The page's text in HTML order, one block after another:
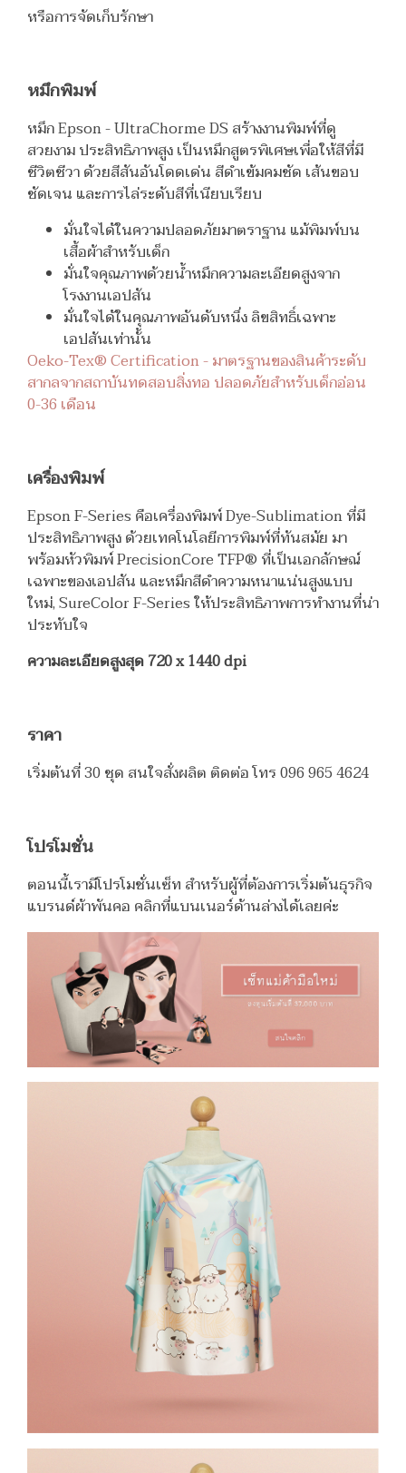
หรือการจัดเก็บรักษา
หมึกพิมพ์
หมึก Epson - UltraChorme DS สร้างงานพิมพ์ที่ดู
สวยงาม ประสิทธิภาพสูง เป็นหมึกสูตรพิเศษเพื่อให้สีที่มี
ชีวิตชีวา ด้วยสีสันอันโดดเด่น สีดำเข้มคมชัด เส้นขอบ
ชัดเจน และการไล่ระดับสีที่เนียบเรียบ
มั่นใจได้ในความปลอดภัยมาตราฐาน แม้พิมพ์บน
เสื้อผ้าสำหรับเด็ก
มั่นใจคุณภาพด้วยน้ำหมึกความละเอียดสูงจาก
โรงงานเอปสัน
มั่นใจได้ในคุณภาพอันดับหนึ่ง ลิขสิทธิ์เฉพาะ
เอปสันเท่านั้น
Oeko-Tex® Certification -มาตรฐานของสินค้าระดับ
สากลจากสถาบันทดสอบสิ่งทอ ปลอดภัยสำหรับเด็กอ่อน
0-36 เดือน
เครื่องพิมพ์
Epson F-Series คือเครื่องพิมพ์ Dye-Sublimation ที่มี
ประสิทธิภาพสูง ด้วยเทคโนโลยีการพิมพ์ที่ทันสมัย มา
พร้อมหัวพิมพ์ PrecisionCore TFP® ที่เป็นเอกลักษณ์
เฉพาะของเอปสัน และหมึกสีดำความหนาแน่นสูงแบบ
ใหม่, SureColor F-Series ให้ประสิทธิภาพการทำงานที่น่า
ประทับใจ
ความละเอียดสูงสุด 720 x 1440 dpi
ราคา
เริ่มต้นที่ 30 ชุด สนใจสั่งผลิต ติดต่อ โทร 096 965 4624
โปรโมชั่น
ตอนนี้เรามีโปรโมชั่นเซ็ท สำหรับผู้ที่ต้องการเริ่มต้นธุรกิจ
แบรนด์ผ้าพันคอ คลิกที่แบนเนอร์ด้านล่างได้เลยค่ะ